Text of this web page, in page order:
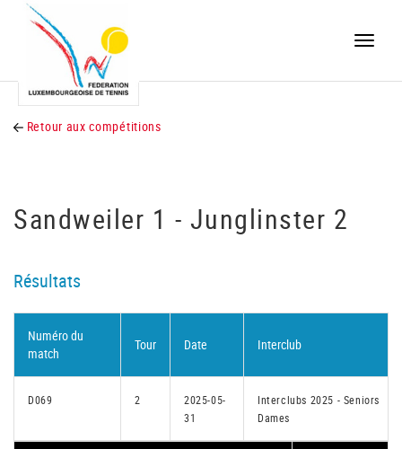
Toggle
Retour aux compétitions
Sandweiler 1 - Junglinster 2
Résultats
Numéro du
match
Tour Date Interclub
D069 2
2025-05-
31
Interclubs 2025 - Seniors
Dames